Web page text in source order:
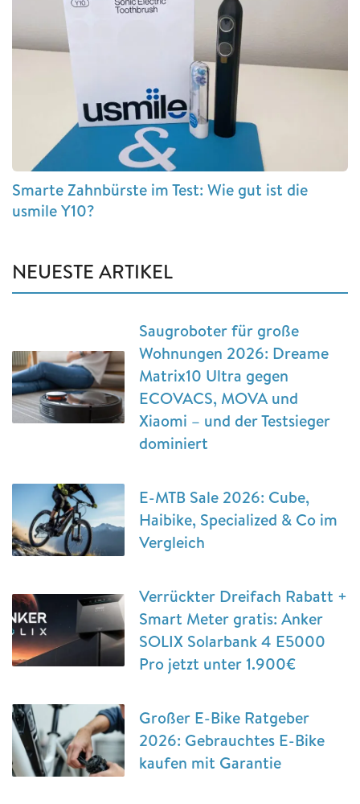
Smarte Zahnbürste im Test: Wie gut ist die
usmile Y10?
NEUESTE ARTIKEL
Saugroboter für große
Wohnungen 2026: Dreame
Matrix10 Ultra gegen
ECOVACS, MOVA und
Xiaomi – und der Testsieger
dominiert
E-MTB Sale 2026: Cube,
Haibike, Specialized & Co im
Vergleich
Verrückter Dreifach Rabatt +
Smart Meter gratis: Anker
SOLIX Solarbank 4 E5000
Pro jetzt unter 1.900€
Großer E-Bike Ratgeber
2026: Gebrauchtes E-Bike
kaufen mit Garantie